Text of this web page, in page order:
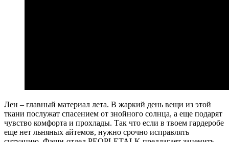
Лен – главный материал лета. В жаркий день вещи из этой
ткани послужат спасением от знойного солнца, а еще подарят
чувство комфорта и прохлады. Так что если в твоем гардеробе
еще нет льняных айтемов, нужно срочно исправлять